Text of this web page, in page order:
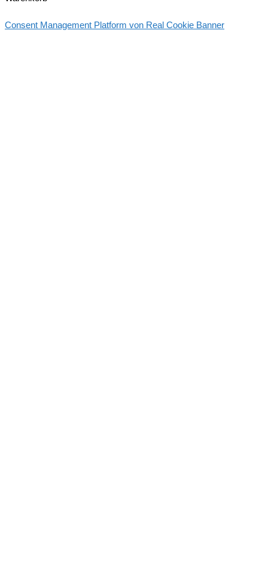
Consent Management Platform von Real Cookie Banner